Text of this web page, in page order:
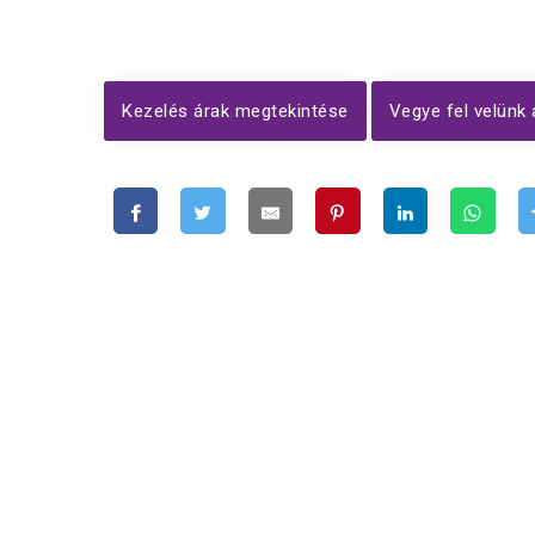
Kezelés árak megtekintése Vegye fel velünk